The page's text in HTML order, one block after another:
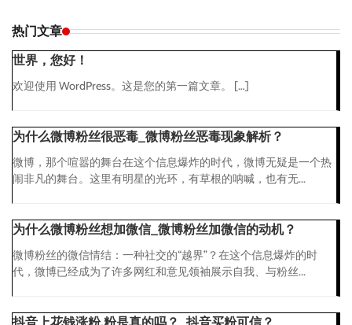
热门文章
世界，您好！
欢迎使用 WordPress。这是您的第一篇文章。 […]
为什么微博粉丝很恶毒_微博粉丝恶毒现象解析？
微博，那个喧嚣的舞台在这个信息爆炸的时代，微博无疑是一个热
闹非凡的舞台。这里有明星的光环，有草根的呐喊，也有无...
为什么微博粉丝想加微信_微博粉丝加微信的动机？
微博粉丝的微信情结：一种社交的“越界”？在这个信息爆炸的时
代，微博已经成为了许多网红和意见领袖展示自我、与粉丝...